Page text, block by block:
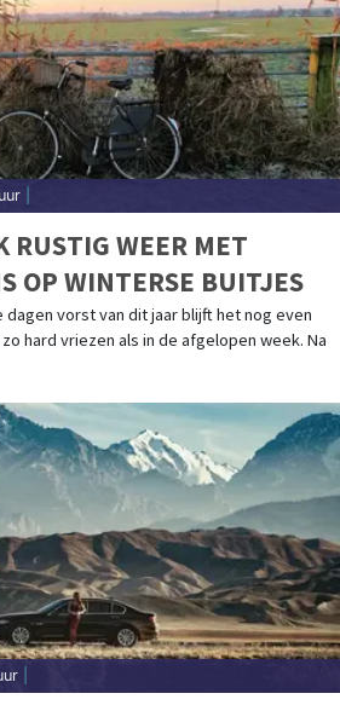
RUSTIG WEER MET
OP WINTERSE BUITJES
dagen vorst van dit jaar blijft het nog even
hard vriezen als in de afgelopen week. Na